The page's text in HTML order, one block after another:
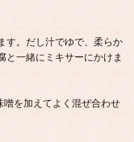
す。だし汁でゆで、柔らか
と一緒にミキサーにかけま
を加えてよく混ぜ合わせ